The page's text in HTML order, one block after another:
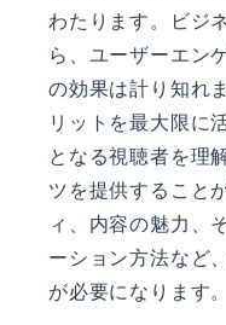
わたります。ビジ
ら、ユーザーエン
の効果は計り知れ
リットを最大限に
となる視聴者を理
ツを提供すること
ィ、内容の魅力、
ーション方法など
が必要になります。